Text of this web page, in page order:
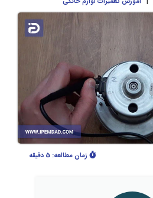
زمان مطالعه: 5 دقیقه